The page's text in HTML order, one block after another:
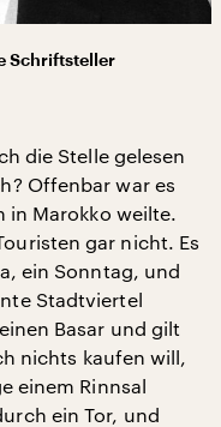
Schriftsteller
die Stelle gelesen
Offenbar war es
in Marokko weilte.
gar nicht. Es
ein Sonntag, und
Stadtviertel
Basar und gilt
nichts kaufen will,
einem Rinnsal
ein Tor, und